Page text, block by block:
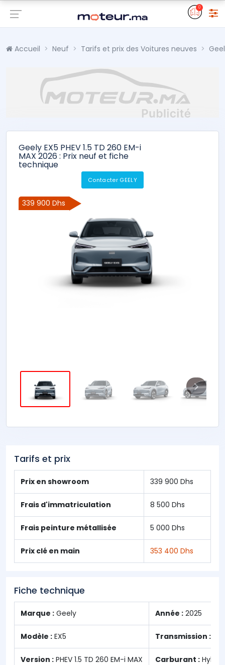
0
Accueil Neuf Tarifs et prix des Voitures neuves
Geely EX5 PHEV 1.5 TD 260 EM-i
MAX 2026 : Prix neuf et fiche
technique
Contacter GEELY
339 900 Dhs
Tarifs et prix
Prix en showroom 339 900 Dhs
Frais d'immatriculation 8 500 Dhs
Frais peinture métallisée 5 000 Dhs
Prix clé en main 353 400 Dhs
Fiche technique
Marque : Geely Année : 2025
Modèle : EX5 Transmission :
Version : PHEV 1.5 TD 260 EM-i MAX Carburant :